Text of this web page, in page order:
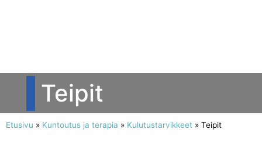
Teipit
Etusivu » Kuntoutus ja terapia » Kulutustarvikkeet » Teipit